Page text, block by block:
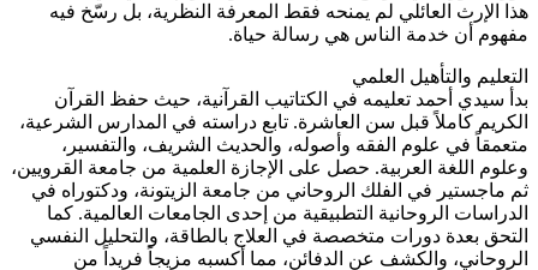
هذا الإرث العائلي لم يمنحه فقط المعرفة النظرية، بل رسّخ فيه
مفهوم أن خدمة الناس هي رسالة حياة.
التعليم والتأهيل العلمي
بدأ سيدي أحمد تعليمه في الكتاتيب القرآنية، حيث حفظ القرآن
الكريم كاملاً قبل سن العاشرة. تابع دراسته في المدارس الشرعية،
متعمقاً في علوم الفقه وأصوله، والحديث الشريف، والتفسير،
وعلوم اللغة العربية. حصل على الإجازة العلمية من جامعة القرويين،
ثم ماجستير في الفلك الروحاني من جامعة الزيتونة، ودكتوراه في
الدراسات الروحانية التطبيقية من إحدى الجامعات العالمية. كما
التحق بعدة دورات متخصصة في العلاج بالطاقة، والتحليل النفسي
الروحاني، والكشف عن الدفائن، مما أكسبه مزيجاً فريداً من